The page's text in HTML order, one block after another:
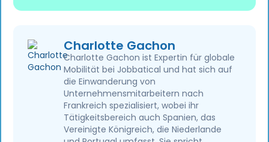
Charlotte Gachon
Charlotte Gachon ist Expertin für globale
Mobilität bei Jobbatical und hat sich auf
die Einwanderung von
Unternehmensmitarbeitern nach
Frankreich spezialisiert, wobei ihr
Tätigkeitsbereich auch Spanien, das
Vereinigte Königreich, die Niederlande